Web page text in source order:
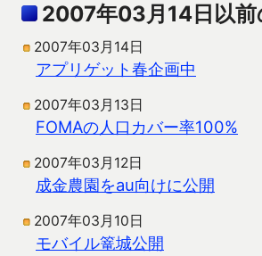
2007年03月14日以前
2007年03月14日
アプリゲット春企画中
2007年03月13日
FOMAの人口カバー率100%
2007年03月12日
成金農園をau向けに公開
2007年03月10日
モバイル篭城公開